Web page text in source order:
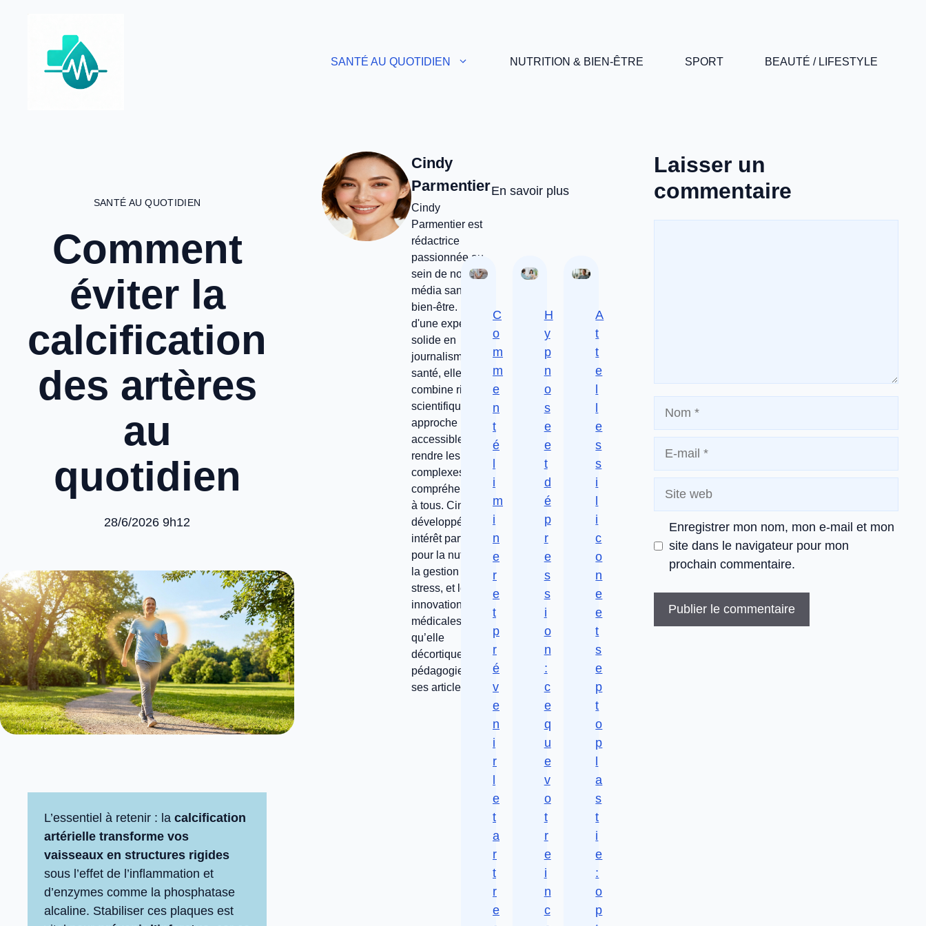
SANTÉ AU QUOTIDIEN NUTRITION & BIEN-ÊTRE SPORT BEAUTÉ / LIFESTYLE
SANTÉ AU QUOTIDIEN
Comment
éviter la
calcification
des artères
au
quotidien
28/6/2026 9h12
L’essentiel à retenir : la calcification
artérielle transforme vos
vaisseaux en structures rigides
sous l’effet de l’inflammation et
d’enzymes comme la phosphatase
alcaline. Stabiliser ces plaques est
Cindy
Parmentier
Cindy
Parmentier est
rédactrice
passionnée au
sein de notre
média santé et
bien-être. Forte
d'une expérience
solide en
journalisme
santé, elle
combine rigueur
scientifique et
approche
accessible pour
rendre les sujets
complexes
compréhensibles
à tous. Cindy a
développé un
intérêt particulier
pour la nutrition,
la gestion du
stress, et les
innovations
médicales,
qu’elle
décortique avec
pédagogie dans
ses articles.
En savoir plus
C
o
m
m
e
n
t
é
i
m
i
n
e
r
e
t
p
r
é
v
e
n
i
r
e
t
a
r
t
r
e
H
y
p
n
o
s
e
e
t
d
é
p
r
e
s
s
i
o
n
:
c
e
q
u
e
v
o
t
r
e
i
n
c
A
t
t
e
e
s
s
i
i
c
o
n
e
e
t
s
e
p
t
o
p
a
s
t
i
e
:
o
p
Laisser un
commentaire
Site
Enregistrer mon nom, mon e-mail et mon
site dans le navigateur pour mon
prochain commentaire.